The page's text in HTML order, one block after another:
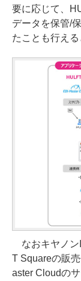
要に応じて、
データを保管/
たことも行える
なおキヤノン
T Squareの販
aster Cloudの